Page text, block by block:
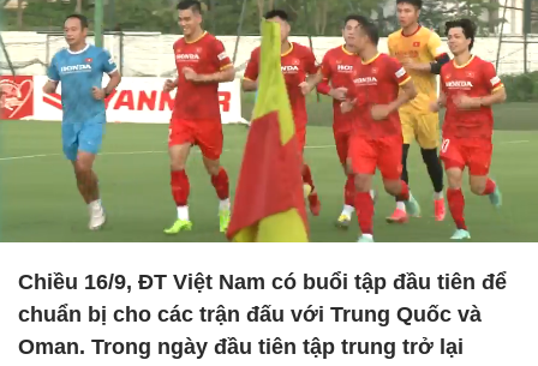
Chiều 16/9, ĐT Việt Nam có buổi tập đầu tiên để
chuẩn bị cho các trận đấu với Trung Quốc và
Oman. Trong ngày đầu tiên tập trung trở lại